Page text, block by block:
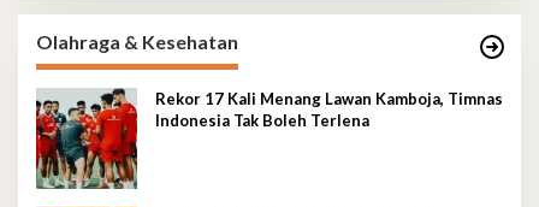
Olahraga & Kesehatan
Rekor 17 Kali Menang Lawan Kamboja, Timnas
Indonesia Tak Boleh Terlena